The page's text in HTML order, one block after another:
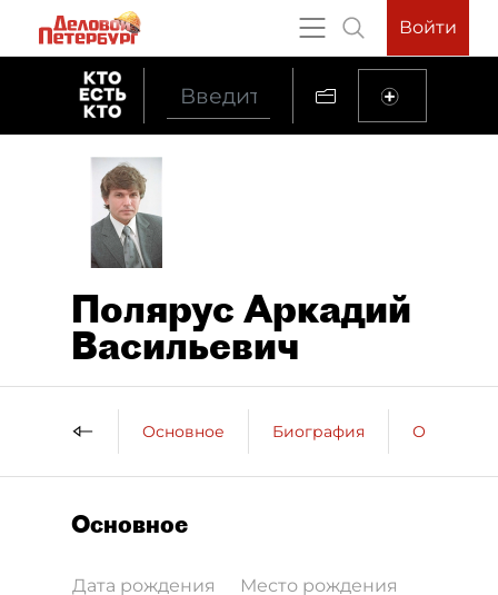
Войти
Полярус Аркадий
Васильевич
Основное Биография
Основное
Дата рождения Место рождения